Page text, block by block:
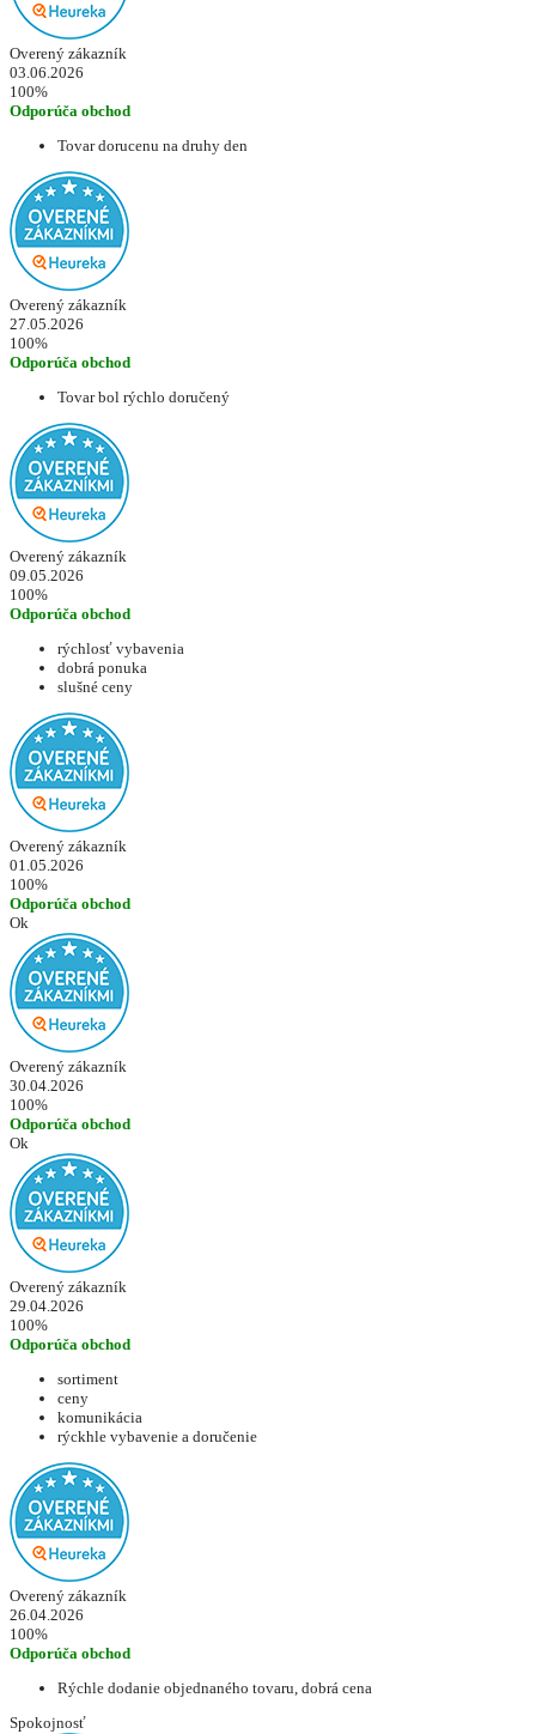
Overený zákazník
03.06.2026
100%
Odporúča obchod
Tovar dorucenu na druhy den
Overený zákazník
27.05.2026
100%
Odporúča obchod
Tovar bol rýchlo doručený
Overený zákazník
09.05.2026
100%
Odporúča obchod
rýchlosť vybavenia
dobrá ponuka
slušné ceny
Overený zákazník
01.05.2026
100%
Odporúča obchod
Ok
Overený zákazník
30.04.2026
100%
Odporúča obchod
Ok
Overený zákazník
29.04.2026
100%
Odporúča obchod
sortiment
ceny
komunikácia
rýckhle vybavenie a doručenie
Overený zákazník
26.04.2026
100%
Odporúča obchod
Rýchle dodanie objednaného tovaru, dobrá cena
Spokojnosť